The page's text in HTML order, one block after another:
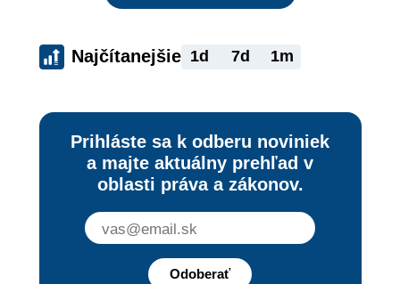
Najčítanejšie 1d 7d 1m
Prihláste sa k odberu noviniek
a majte aktuálny prehľad v
oblasti práva a zákonov.
Odoberať